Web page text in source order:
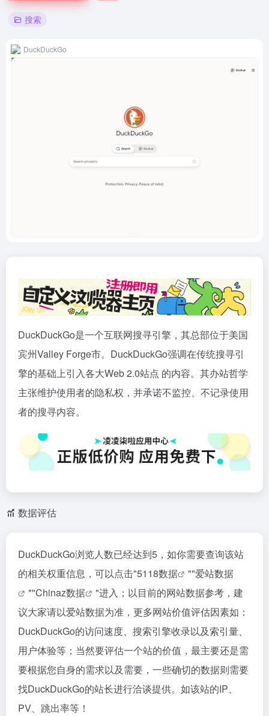
搜索
DuckDuckGo
DuckDuckGo是一个互联网搜寻引擎，其总部位于美国
宾州Valley Forge市。DuckDuckGo强调在传统搜寻引
擎的基础上引入各大Web 2.0站点 的内容。其办站哲学
主张维护使用者的隐私权，并承诺不监控、不记录使用
者的搜寻内容。
数据评估
DuckDuckGo浏览人数已经达到5，如你需要查询该站
的相关权重信息，可以点击"5118数据 ""爱站数据
""Chinaz数据
"进入；以目前的网站数据参考，建
议大家请以爱站数据为准，更多网站价值评估因素如：
DuckDuckGo的访问速度、搜索引擎收录以及索引量、
用户体验等；当然要评估一个站的价值，最主要还是需
要根据您自身的需求以及需要，一些确切的数据则需要
找DuckDuckGo的站长进行洽谈提供。如该站的IP、
PV、跳出率等！